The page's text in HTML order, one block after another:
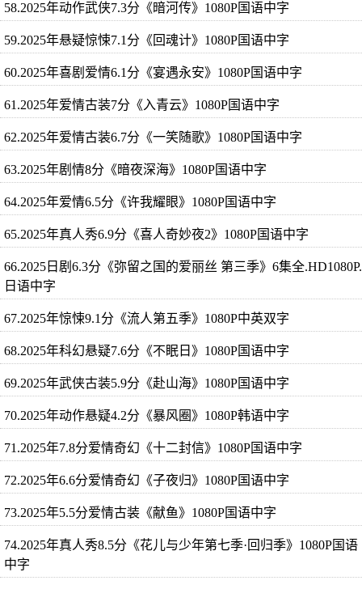
58.2025年动作武侠7.3分《暗河传》1080P国语中字
59.2025年悬疑惊悚7.1分《回魂计》1080P国语中字
60.2025年喜剧爱情6.1分《宴遇永安》1080P国语中字
61.2025年爱情古装7分《入青云》1080P国语中字
62.2025年爱情古装6.7分《一笑随歌》1080P国语中字
63.2025年剧情8分《暗夜深海》1080P国语中字
64.2025年爱情6.5分《许我耀眼》1080P国语中字
65.2025年真人秀6.9分《喜人奇妙夜2》1080P国语中字
66.2025日剧6.3分《弥留之国的爱丽丝 第三季》6集全.HD1080P.
日语中字
67.2025年惊悚9.1分《流人第五季》1080P中英双字
68.2025年科幻悬疑7.6分《不眠日》1080P国语中字
69.2025年武侠古装5.9分《赴山海》1080P国语中字
70.2025年动作悬疑4.2分《暴风圈》1080P韩语中字
71.2025年7.8分爱情奇幻《十二封信》1080P国语中字
72.2025年6.6分爱情奇幻《子夜归》1080P国语中字
73.2025年5.5分爱情古装《献鱼》1080P国语中字
74.2025年真人秀8.5分《花儿与少年第七季·回归季》1080P国语
中字